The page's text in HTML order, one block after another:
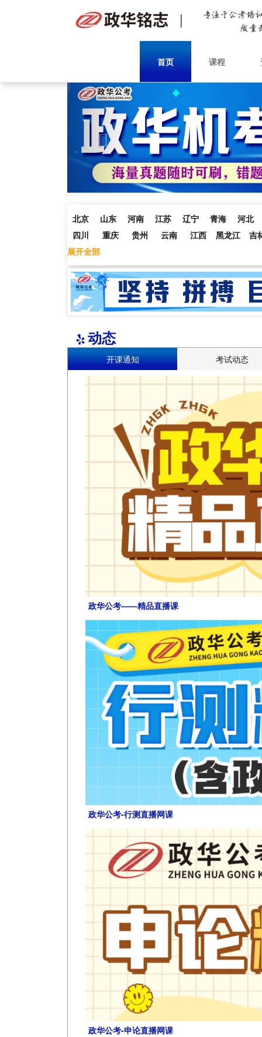
首页 课程
Previous
北京 山东 河南 江苏 辽宁 青海
河北
四川
重庆 贵州 云南 江西 黑龙江
吉
展开全部
动态
开课通知 考试动态
政华公考——精品直播课
政华公考-行测直播网课
政华公考-申论直播网课